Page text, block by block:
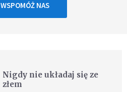
WSPOMÓŻ NAS
Nigdy nie układaj się ze
złem